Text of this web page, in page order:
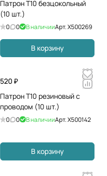
Патрон T10 безцокольный
(10 шт.)
0 0 В наличииАрт.X500269
В корзину
520 ₽
Патрон T10 резиновый с
проводом (10 шт.)
0 0 В наличииАрт.X500142
В корзину